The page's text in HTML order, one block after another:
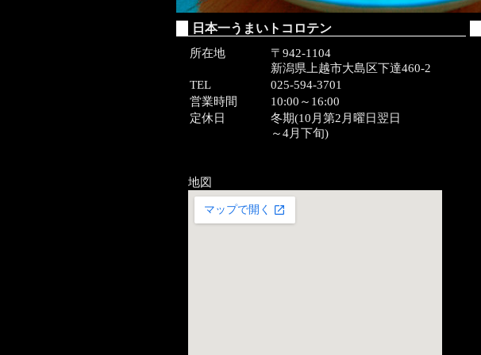
日本一うまいトコロテン
所在地
〒942-1104
新潟県上越市大島区下達460-2
TEL
025-594-3701
営業時間
10:00～16:00
定休日
冬期(10月第2月曜日翌日
～4月下旬)
地図